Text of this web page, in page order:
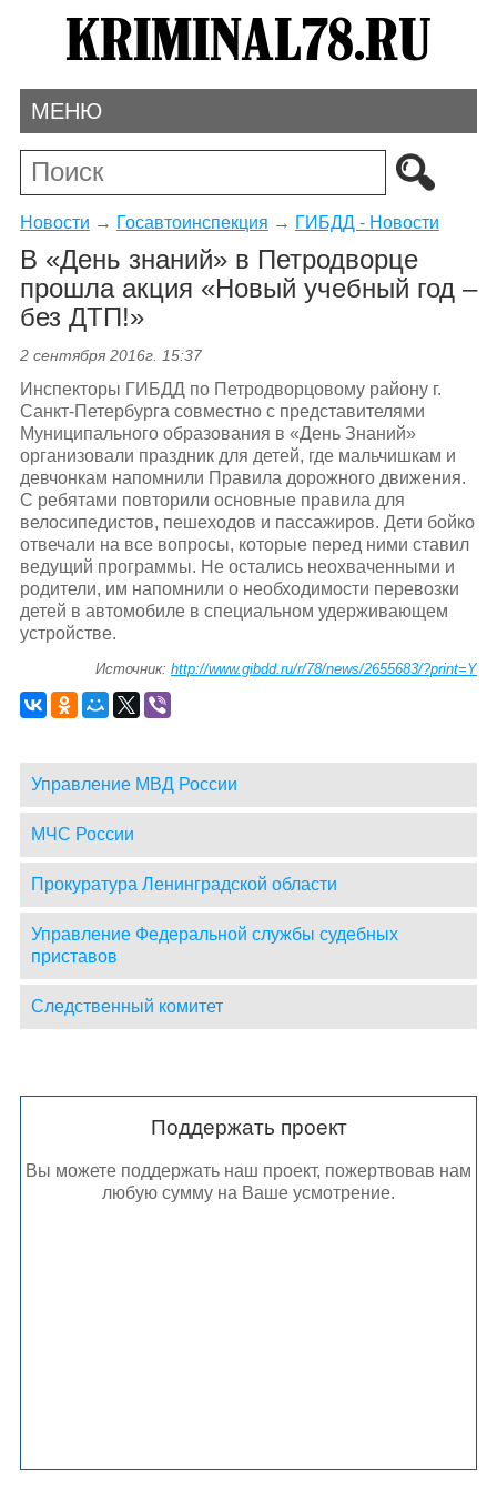
МЕНЮ
Новости → Госавтоинспекция → ГИБДД - Новости
В «День знаний» в Петродворце
прошла акция «Новый учебный год –
без ДТП!»
2 сентября 2016г. 15:37
Инспекторы ГИБДД по Петродворцовому району г.
Санкт-Петербурга совместно с представителями
Муниципального образования в «День Знаний»
организовали праздник для детей, где мальчишкам и
девчонкам напомнили Правила дорожного движения.
С ребятами повторили основные правила для
велосипедистов, пешеходов и пассажиров. Дети бойко
отвечали на все вопросы, которые перед ними ставил
ведущий программы. Не остались неохваченными и
родители, им напомнили о необходимости перевозки
детей в автомобиле в специальном удерживающем
устройстве.
Источник:http://www.gibdd.ru/r/78/news/2655683/?print=Y
Управление МВД России
МЧС России
Прокуратура Ленинградской области
Управление Федеральной службы судебных
приставов
Следственный комитет
Поддержать проект
Вы можете поддержать наш проект, пожертвовав нам
любую сумму на Ваше усмотрение.